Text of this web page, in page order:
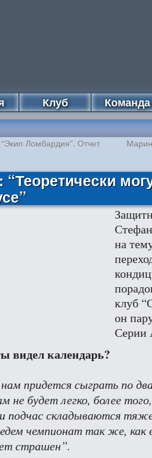
Клуб Команда
Ломбардия”. Отчет
на
клуб
он
Серии
видел календарь?
придется сыграть по
не будет легко, более
подчас складываются
чемпионат так же, как
страшен”.